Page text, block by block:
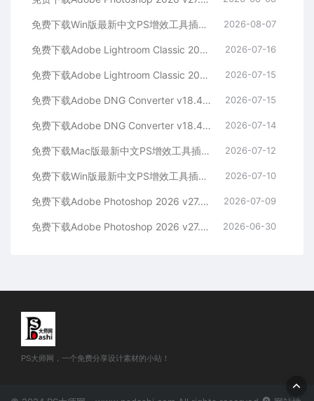
免费下载Win版最新中文PS增效工具插件Adobe Camera Raw 2026 ACR v18.5.0 摄影后期一键安装包预设Lrc照片文件文档格式打开处理编辑 2026-08-07
免费下载Adobe Lightroom Classic 2026 v15.4.1 for Mac多国语言版中文LrC软件激活安装包摄影后期照片图片编辑工具 2026-07-16
免费下载Adobe Lightroom Classic 2026 v15.4.1 for win多国语言版中文LrC软件激活安装包摄影后期照片图片编辑工具 2026-07-15
免费下载Adobe DNG Converter v18.4.1 for Mac多国语言中文版安装包图片RAW相机照片格式转换器Lrc数字负片PS插件软件工具 2026-07-15
免费下载Adobe DNG Converter v18.4.1 for Win多国语言中文版安装包图片RAW相机照片格式转换器Lrc数字负片PS插件软件工具 2026-07-14
免费下载Mac版最新中文PS增效工具插件Adobe Camera Raw 2026 ACR v18.4.1 摄影后期一键安装包预设Lrc照片文件文档格式打开处理编辑 2026-07-12
免费下载Win版最新中文PS增效工具插件Adobe Camera Raw 2026 ACR v18.4.1 摄影后期一键安装包预设Lrc照片文件文档格式打开处理编辑 2026-07-10
免费下载Adobe Photoshop 2026 v27.8.0.13 for MAC多国语言版正式中文最新PS软件激活一键安装包Ai智能修图设计师平面设计工具 2026-07-09
免费下载Adobe Photoshop 2026 v27.8.0.13 for win多国语言版正式中文最新PS软件激活一键安装包Ai智能修图设计师平面设计工具 2026-06-30
PS大师网，一个免费分享设计素材的小站！